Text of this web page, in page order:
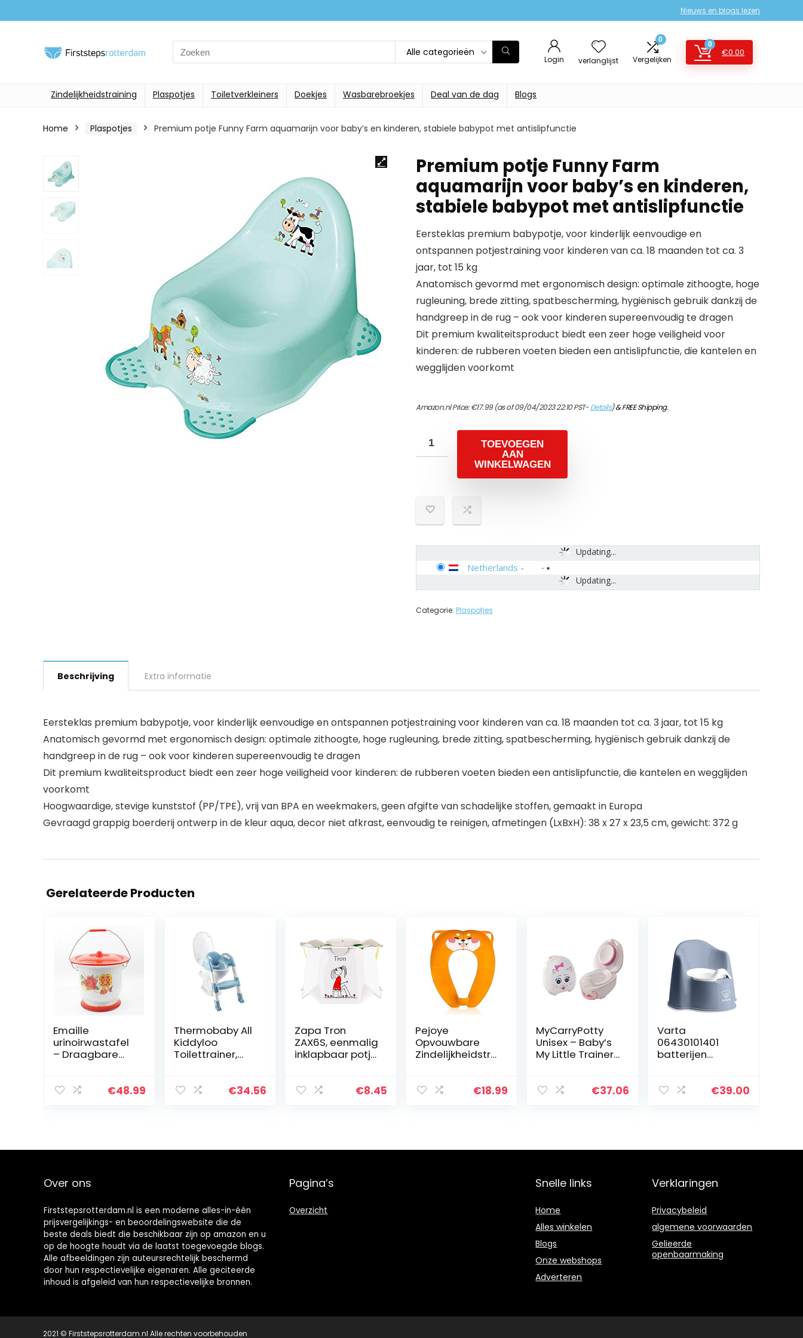
Nieuws en blogs lezen
Search
for:
Alle categorieën
Login verlanglijst
0
Vergelijken
0
€0.00
Zindelijkheidstraining Plaspotjes Toiletverkleiners Doekjes Wasbarebroekjes Deal van de dag Blogs
Home Plaspotjes Premium potje Funny Farm aquamarijn voor baby’s en kinderen, stabiele babypot met antislipfunctie
Premium potje Funny Farm
aquamarijn voor baby’s en kinderen,
stabiele babypot met antislipfunctie
Eersteklas premium babypotje, voor kinderlijk eenvoudige en
ontspannen potjestraining voor kinderen van ca. 18 maanden tot ca. 3
jaar, tot 15 kg
Anatomisch gevormd met ergonomisch design: optimale zithoogte, hoge
rugleuning, brede zitting, spatbescherming, hygiënisch gebruik dankzij de
handgreep in de rug – ook voor kinderen supereenvoudig te dragen
Dit premium kwaliteitsproduct biedt een zeer hoge veiligheid voor
kinderen: de rubberen voeten bieden een antislipfunctie, die kantelen en
wegglijden voorkomt
Amazon.nl Price:€17.99(as of 09/04/2023 22:10 PST-Details)&FREE Shipping.
TOEVOEGEN
AAN
WINKELWAGEN
Updating...
Updating...
Netherlands -
Categorie: Plaspotjes
Beschrijving Extra informatie
Eersteklas premium babypotje, voor kinderlijk eenvoudige en ontspannen potjestraining voor kinderen van ca. 18 maanden tot ca. 3 jaar, tot 15 kg
Anatomisch gevormd met ergonomisch design: optimale zithoogte, hoge rugleuning, brede zitting, spatbescherming, hygiënisch gebruik dankzij de
handgreep in de rug – ook voor kinderen supereenvoudig te dragen
Dit premium kwaliteitsproduct biedt een zeer hoge veiligheid voor kinderen: de rubberen voeten bieden een antislipfunctie, die kantelen en wegglijden
voorkomt
Hoogwaardige, stevige kunststof (PP/TPE), vrij van BPA en weekmakers, geen afgifte van schadelijke stoffen, gemaakt in Europa
Gevraagd grappig boerderij ontwerp in de kleur aqua, decor niet afkrast, eenvoudig te reinigen, afmetingen (LxBxH): 38 x 27 x 23,5 cm, gewicht: 372 g
Gerelateerde Producten
Emaille
urinoirwastafel
– Draagbare
Toiletemmer
€48.99
Thermobaby All
Kiddyloo
Toilettrainer,
€34.56
Zapa Tron
ZAX6S, eenmalig
inklapbaar potje
€8.45
Pejoye
Opvouwbare
Zindelijkheidstra
Toiletbril PP €18.99
MyCarryPotty
Unisex – Baby’s
My Little Trainer
één maat
€37.06
Varta
06430101401
batterijen
knoopcel 3V
€39.00
Over ons
Firststepsrotterdam.nl is een moderne alles-in-één
prijsvergelijkings- en beoordelingswebsite die de
beste deals biedt die beschikbaar zijn op amazon en u
op de hoogte houdt via de laatst toegevoegde blogs.
Alle afbeeldingen zijn auteursrechtelijk beschermd
door hun respectievelijke eigenaren. Alle geciteerde
inhoud is afgeleid van hun respectievelijke bronnen.
Pagina’s
Overzicht
Snelle links
Home
Alles winkelen
Blogs
Onze webshops
Adverteren
Verklaringen
Privacybeleid
algemene voorwaarden
Gelieerde
openbaarmaking
2021 © Firststepsrotterdam.nl Alle rechten voorbehouden